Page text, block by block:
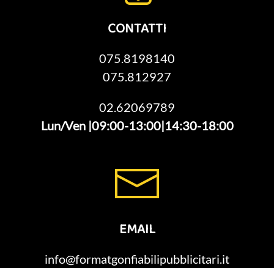
CONTATTI
075.8198140
075.812927
02.62069789
Lun/Ven |09:00-13:00|14:30-18:00
EMAIL
info@formatgonfiabilipubblicitari.it